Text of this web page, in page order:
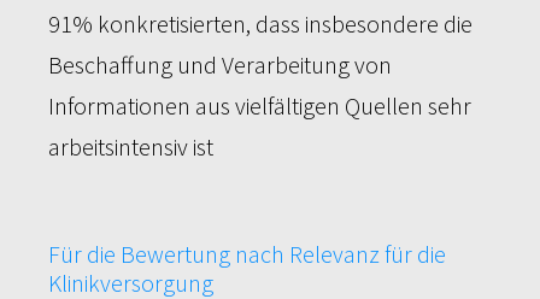
91% konkretisierten, dass insbesondere die
Beschaffung und Verarbeitung von
Informationen aus vielfältigen Quellen sehr
arbeitsintensiv ist
Für die Bewertung nach Relevanz für die
Klinikversorgung